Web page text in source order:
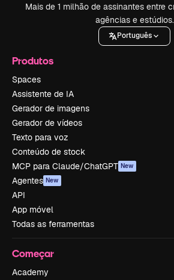
Mais de 1 milhão de assinantes entre
agências e estúdios.
Português
Produtos
Spaces
Assistente de IA
Gerador de imagens
Gerador de vídeos
Texto para voz
Conteúdo de stock
MCP para Claude/ChatGPT New
Agentes New
API
App móvel
Todas as ferramentas
Começar
Academy